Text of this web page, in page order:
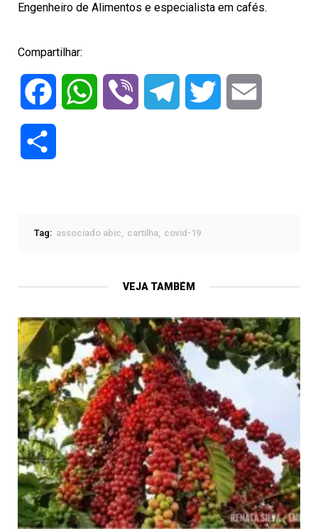
Engenheiro de Alimentos e especialista em cafés.
Compartilhar:
Facebook WhatsApp Viber Telegram Twitter
Tag: associado abic cartilha covid-19
VEJA TAMBÉM